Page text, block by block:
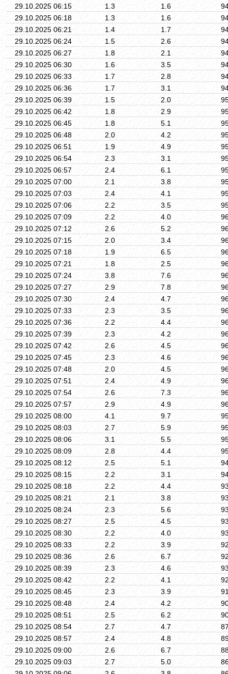
29.10.2025 06:15 1.3 1.6
29.10.2025 06:18
1.3 1.6
29.10.2025 06:21
1.4 1.7
29.10.2025 06:24
1.5 2.6
29.10.2025 06:27
1.8 2.1
29.10.2025 06:30
1.6 3.5
29.10.2025 06:33
1.7 2.8
29.10.2025 06:36
1.7 3.1
29.10.2025 06:39
1.5 2.0
29.10.2025 06:42
1.8 2.9
29.10.2025 06:45
1.8 5.1
29.10.2025 06:48
2.0 4.2
29.10.2025 06:51
1.9 4.9
29.10.2025 06:54
2.3 3.1
29.10.2025 06:57
2.4 6.1
29.10.2025 07:00
2.1 3.8
29.10.2025 07:03
2.4 4.1
29.10.2025 07:06
2.2 3.5
29.10.2025 07:09
2.2 4.0
29.10.2025 07:12
2.6 5.2
29.10.2025 07:15
2.0 3.4
29.10.2025 07:18
1.9 6.5
29.10.2025 07:21
1.8 2.5
29.10.2025 07:24
3.8 7.6
29.10.2025 07:27
2.9 7.8
29.10.2025 07:30
2.4 4.7
29.10.2025 07:33
2.3 3.5
29.10.2025 07:36
2.2 4.4
29.10.2025 07:39
2.3 4.2
29.10.2025 07:42
2.6 4.5
29.10.2025 07:45
2.3 4.6
29.10.2025 07:48
2.0 4.5
29.10.2025 07:51
2.4 4.9
29.10.2025 07:54
2.6 7.3
29.10.2025 07:57
2.9 4.9
29.10.2025 08:00
4.1 9.7
29.10.2025 08:03
2.7 5.9
29.10.2025 08:06
3.1 5.5
29.10.2025 08:09
2.8 4.4
29.10.2025 08:12
2.5 5.1
29.10.2025 08:15
2.2 3.1
29.10.2025 08:18
2.2 4.4
29.10.2025 08:21
2.1 3.8
29.10.2025 08:24
2.3 5.6
29.10.2025 08:27
2.5 4.5
29.10.2025 08:30
2.2 4.0
29.10.2025 08:33
2.2 3.9
29.10.2025 08:36
2.6 6.7
29.10.2025 08:39
2.3 4.6
29.10.2025 08:42
2.2 4.1
29.10.2025 08:45
2.3 3.9
29.10.2025 08:48
2.4 4.2
29.10.2025 08:51
2.5 6.2
29.10.2025 08:54
2.7 4.7
29.10.2025 08:57
2.4 4.8
29.10.2025 09:00
2.6 6.7
29.10.2025 09:03
2.7 5.0